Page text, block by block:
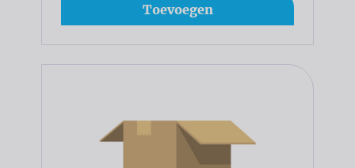
Toevoegen